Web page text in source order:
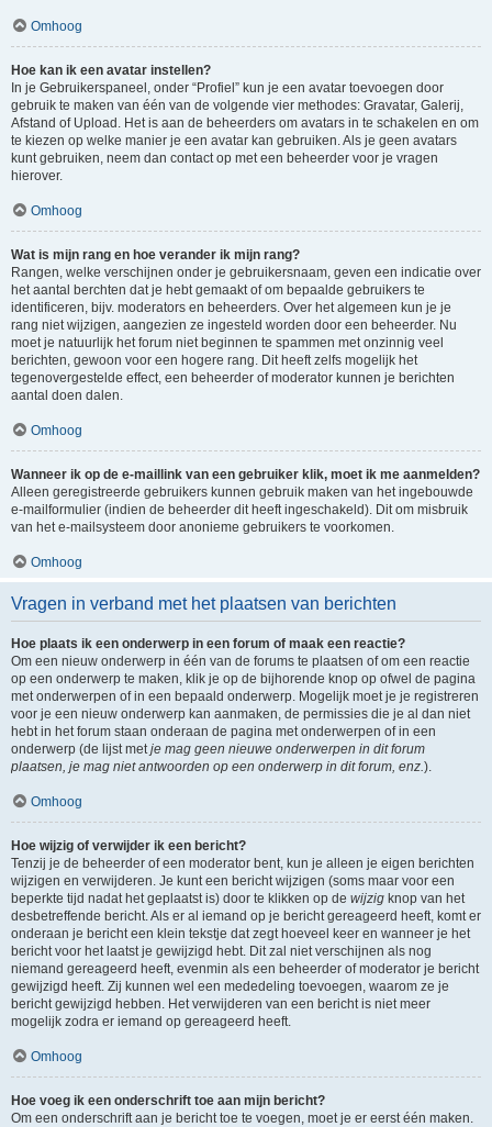
Omhoog
Hoe kan ik een avatar instellen?
In je Gebruikerspaneel, onder “Profiel” kun je een avatar toevoegen door
gebruik te maken van één van de volgende vier methodes: Gravatar, Galerij,
Afstand of Upload. Het is aan de beheerders om avatars in te schakelen en om
te kiezen op welke manier je een avatar kan gebruiken. Als je geen avatars
kunt gebruiken, neem dan contact op met een beheerder voor je vragen
hierover.
Omhoog
Wat is mijn rang en hoe verander ik mijn rang?
Rangen, welke verschijnen onder je gebruikersnaam, geven een indicatie over
het aantal berchten dat je hebt gemaakt of om bepaalde gebruikers te
identificeren, bijv. moderators en beheerders. Over het algemeen kun je je
rang niet wijzigen, aangezien ze ingesteld worden door een beheerder. Nu
moet je natuurlijk het forum niet beginnen te spammen met onzinnig veel
berichten, gewoon voor een hogere rang. Dit heeft zelfs mogelijk het
tegenovergestelde effect, een beheerder of moderator kunnen je berichten
aantal doen dalen.
Omhoog
Wanneer ik op de e-maillink van een gebruiker klik, moet ik me aanmelden?
Alleen geregistreerde gebruikers kunnen gebruik maken van het ingebouwde
e-mailformulier (indien de beheerder dit heeft ingeschakeld). Dit om misbruik
van het e-mailsysteem door anonieme gebruikers te voorkomen.
Omhoog
Vragen in verband met het plaatsen van berichten
Hoe plaats ik een onderwerp in een forum of maak een reactie?
Om een nieuw onderwerp in één van de forums te plaatsen of om een reactie
op een onderwerp te maken, klik je op de bijhorende knop op ofwel de pagina
met onderwerpen of in een bepaald onderwerp. Mogelijk moet je je registreren
voor je een nieuw onderwerp kan aanmaken, de permissies die je al dan niet
hebt in het forum staan onderaan de pagina met onderwerpen of in een
onderwerp (de lijst metje mag geen nieuwe onderwerpen in dit forum
plaatsen, je mag niet antwoorden op een onderwerp in dit forum, enz.).
Omhoog
Hoe wijzig of verwijder ik een bericht?
Tenzij je de beheerder of een moderator bent, kun je alleen je eigen berichten
wijzigen en verwijderen. Je kunt een bericht wijzigen (soms maar voor een
beperkte tijd nadat het geplaatst is) door te klikken op de wijzig knop van het
desbetreffende bericht. Als er al iemand op je bericht gereageerd heeft, komt er
onderaan je bericht een klein tekstje dat zegt hoeveel keer en wanneer je het
bericht voor het laatst je gewijzigd hebt. Dit zal niet verschijnen als nog
niemand gereageerd heeft, evenmin als een beheerder of moderator je bericht
gewijzigd heeft. Zij kunnen wel een mededeling toevoegen, waarom ze je
bericht gewijzigd hebben. Het verwijderen van een bericht is niet meer
mogelijk zodra er iemand op gereageerd heeft.
Omhoog
Hoe voeg ik een onderschrift toe aan mijn bericht?
Om een onderschrift aan je bericht toe te voegen, moet je er eerst één maken.